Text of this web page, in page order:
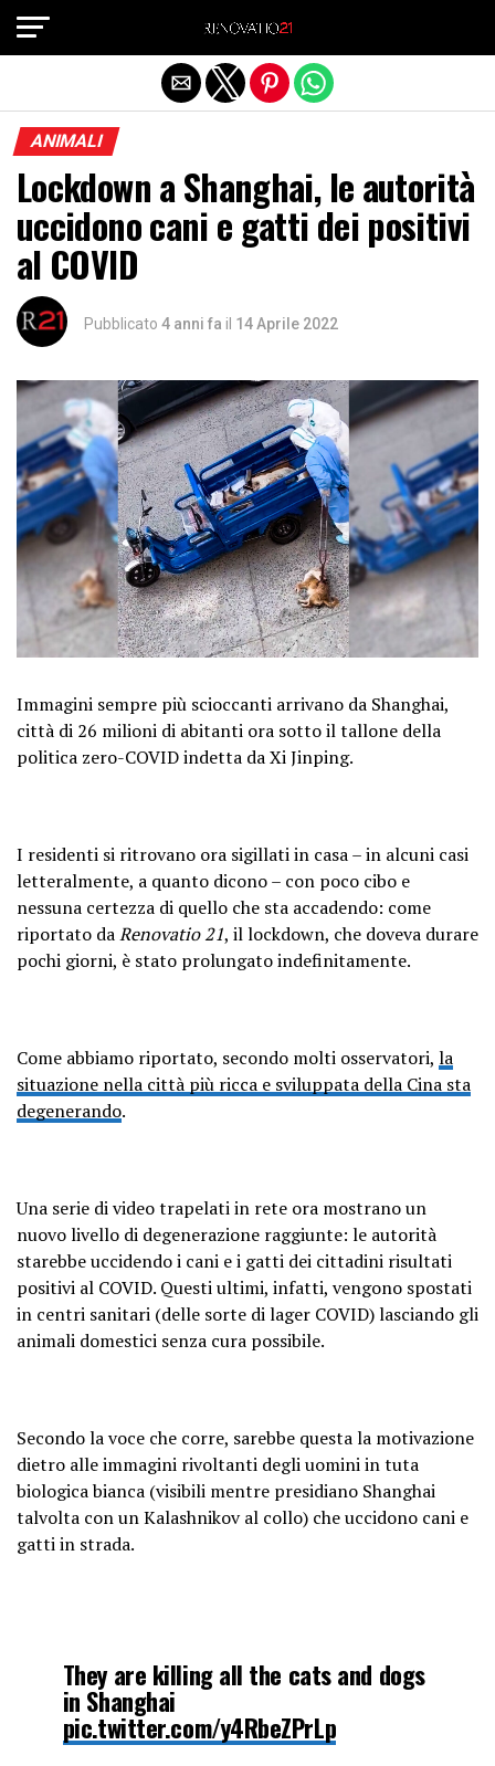
ANIMALI
Lockdown a Shanghai, le autorità
uccidono cani e gatti dei positivi
al COVID
Pubblicato 4 anni fa il 14 Aprile 2022
Immagini sempre più scioccanti arrivano da Shanghai,
città di 26 milioni di abitanti ora sotto il tallone della
politica zero-COVID indetta da Xi Jinping.
I residenti si ritrovano ora sigillati in casa – in alcuni casi
letteralmente, a quanto dicono – con poco cibo e
nessuna certezza di quello che sta accadendo: come
riportato daRenovatio 21, il lockdown, che doveva durare
pochi giorni, è stato prolungato indefinitamente.
Come abbiamo riportato, secondo molti osservatori, la
situazione nella città più ricca e sviluppata della Cina sta
degenerando.
Una serie di video trapelati in rete ora mostrano un
nuovo livello di degenerazione raggiunte: le autorità
starebbe uccidendo i cani e i gatti dei cittadini risultati
positivi al COVID. Questi ultimi, infatti, vengono spostati
in centri sanitari (delle sorte di lager COVID) lasciando gli
animali domestici senza cura possibile.
Secondo la voce che corre, sarebbe questa la motivazione
dietro alle immagini rivoltanti degli uomini in tuta
biologica bianca (visibili mentre presidiano Shanghai
talvolta con un Kalashnikov al collo) che uccidono cani e
gatti in strada.
They are killing all the cats and dogs
in Shanghai
pic.twitter.com/y4RbeZPrLp
Exit mobile version